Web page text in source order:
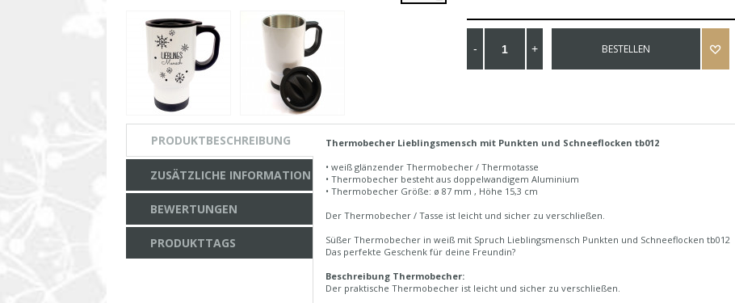
BESTELLEN
PRODUKTBESCHREIBUNG
ZUSÄTZLICHE INFORMATION
BEWERTUNGEN
PRODUKTTAGS
Thermobecher Lieblingsmensch mit Punkten und Schneeflocken tb012
• weiß glänzender Thermobecher / Thermotasse
• Thermobecher besteht aus doppelwandigem Aluminium
• Thermobecher Größe: ø 87 mm , Höhe 15,3 cm
Der Thermobecher / Tasse ist leicht und sicher zu verschließen.
Süßer Thermobecher in weiß mit Spruch Lieblingsmensch Punkten und Schneeflocken tb012
Das perfekte Geschenk für deine Freundin?
Beschreibung Thermobecher:
Der praktische Thermobecher ist leicht und sicher zu verschließen.